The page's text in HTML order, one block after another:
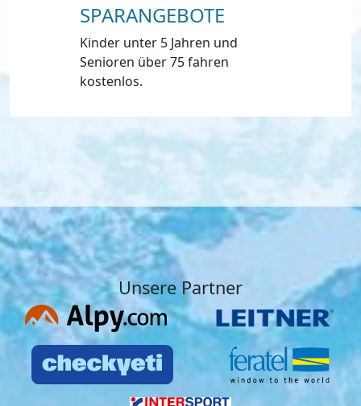
SPARANGEBOTE
Kinder unter 5 Jahren und
Senioren über 75 fahren
kostenlos.
Unsere Partner